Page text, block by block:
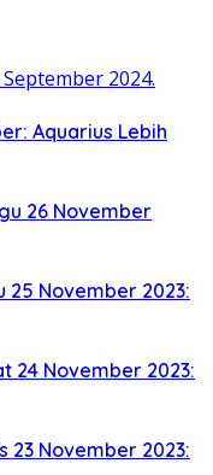
Aquarius Lebih
26 November
25 November 2023:
24 November 2023:
23 November 2023: